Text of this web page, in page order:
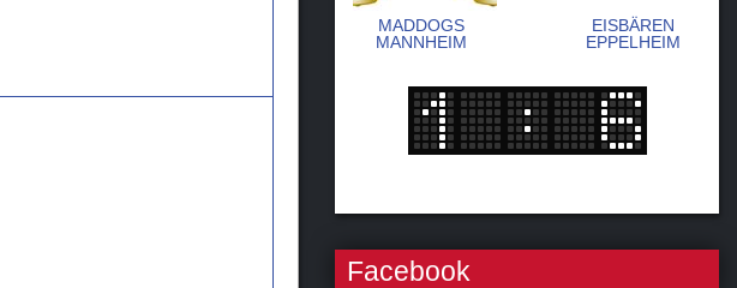
MADDOGS
MANNHEIM
EISBÄREN
EPPELHEIM
Facebook